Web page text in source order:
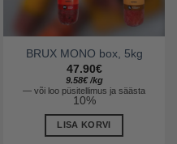
BRUX MONO box, 5kg
47.90€
9.58€ /kg
— või loo püsitellimus ja säästa
10%
LISA KORVI